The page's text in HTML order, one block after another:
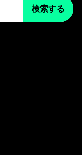
検索する